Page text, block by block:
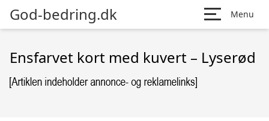
God-bedring.dk Menu
Ensfarvet kort med kuvert – Lyserød